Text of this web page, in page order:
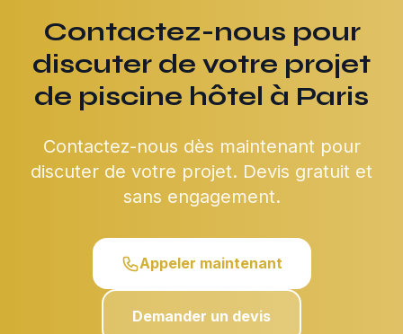
Contactez-nous pour
discuter de votre projet
de piscine hôtel à Paris
Contactez-nous dès maintenant pour
discuter de votre projet. Devis gratuit et
sans engagement.
Appeler maintenant
Demander un devis